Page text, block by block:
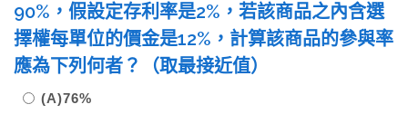
90%，假設定存利率是2%，若該商品之內含選
擇權每單位的價金是12%，計算該商品的參與率
應為下列何者？（取最接近值）
(A)76%